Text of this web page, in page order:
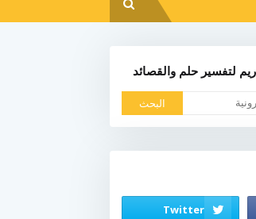
لتفسير حلم والقصائد